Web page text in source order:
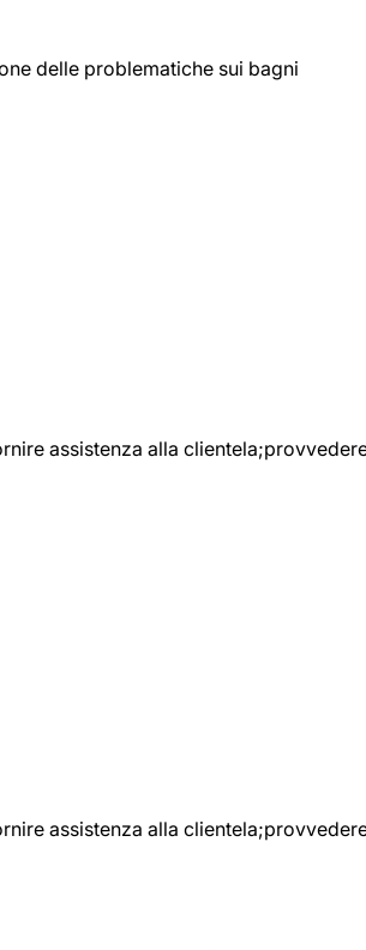
delle problematiche sui bagni
assistenza alla
assistenza alla